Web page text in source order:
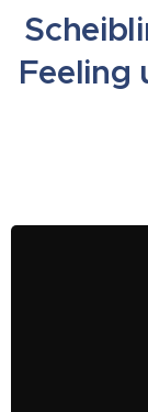
Feeling